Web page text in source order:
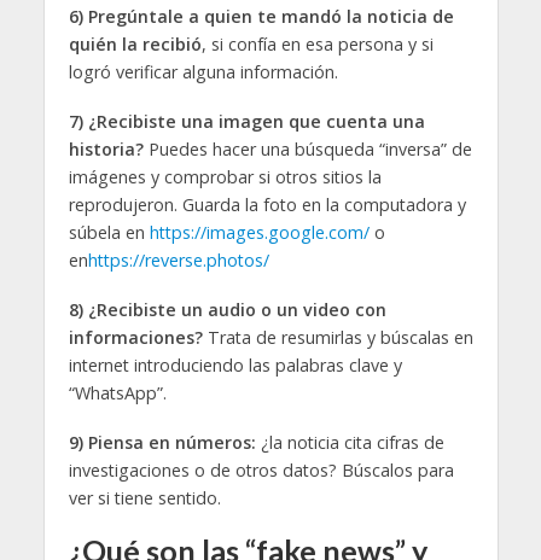
6) Pregúntale a quien te mandó la noticia de
quién la recibió, si confía en esa persona y si
logró verificar alguna información.
7) ¿Recibiste una imagen que cuenta una
historia?Puedes hacer una búsqueda “inversa” de
imágenes y comprobar si otros sitios la
reprodujeron. Guarda la foto en la computadora y
súbela en https://images.google.com/o
enhttps://reverse.photos/
8) ¿Recibiste un audio o un video con
informaciones?Trata de resumirlas y búscalas en
internet introduciendo las palabras clave y
“WhatsApp”.
9)Piensa en números: ¿la noticia cita cifras de
investigaciones o de otros datos? Búscalos para
ver si tiene sentido.
¿Qué son las “fake news” y